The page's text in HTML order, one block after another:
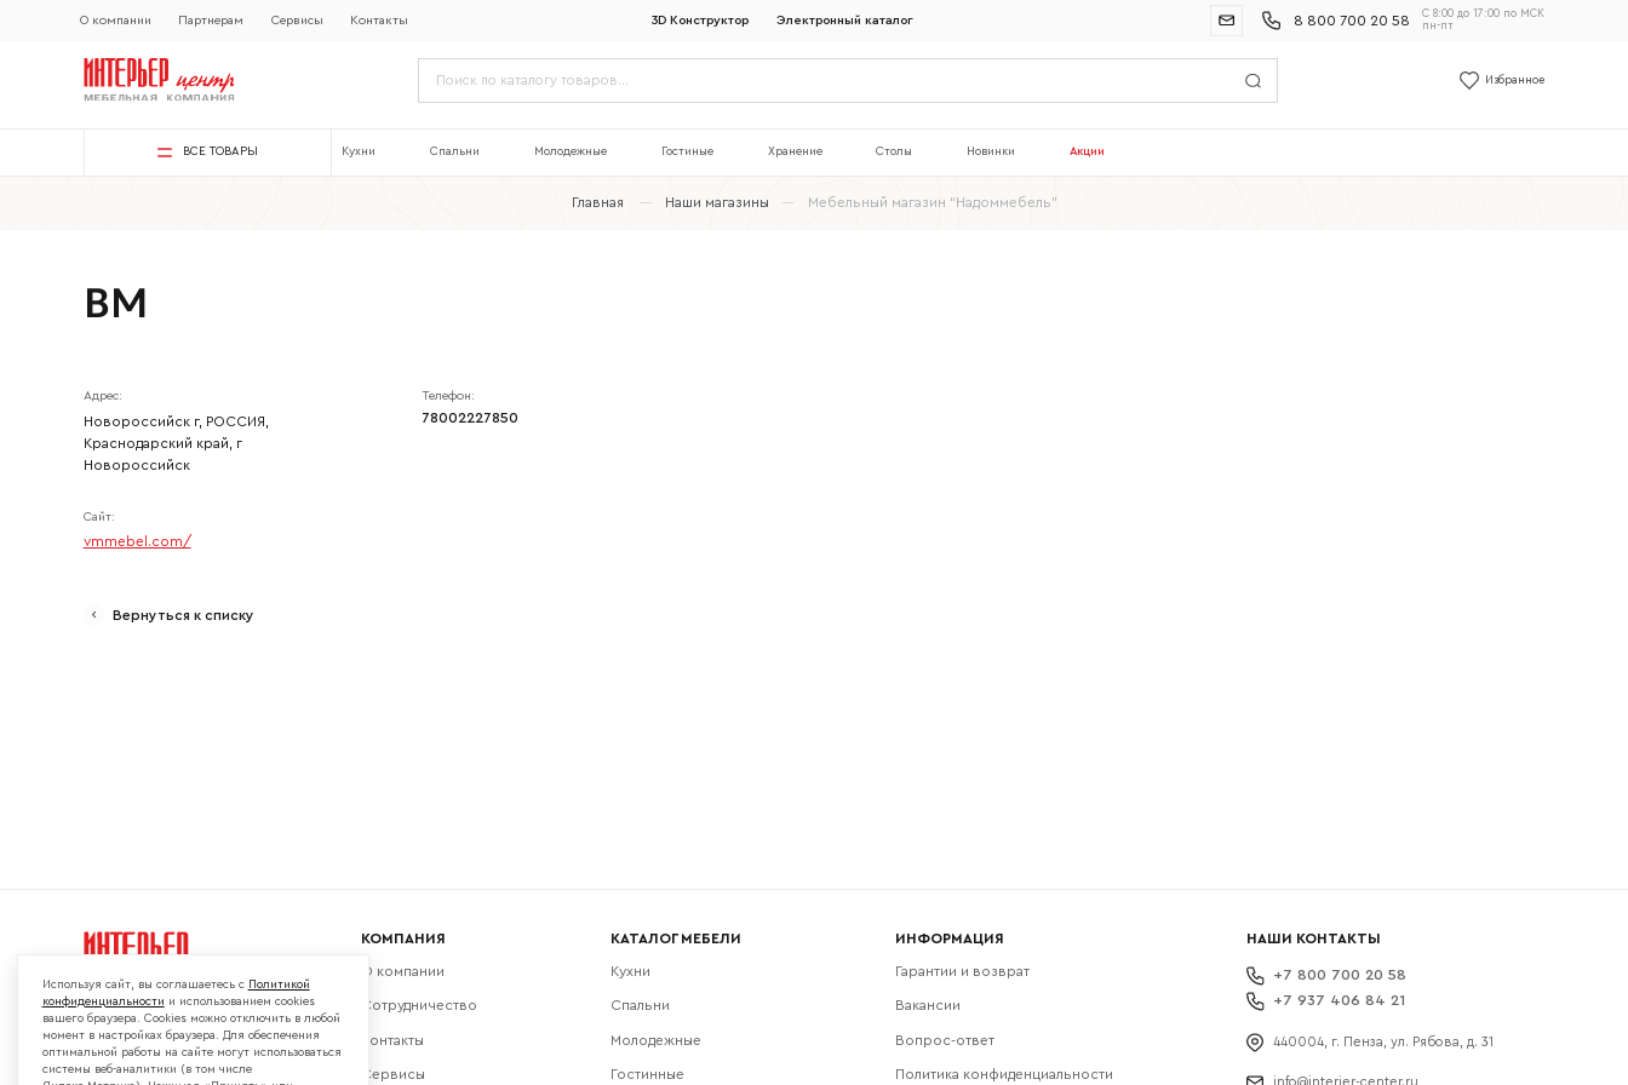
О компании Партнерам Сервисы Контакты 3D Конструктор Электронный каталог 8 800 700 20 58
С 8:00 до 17:00 по МСК
пн-пт
Избранное
ВСЕ ТОВАРЫ Кухни Спальни Молодежные Гостиные Хранение Столы Новинки Акции
Главная Наши магазины Мебельный магазин “Надоммебель”
ВМ
Адрес:
Новороссийск г, РОССИЯ,
Краснодарский край, г
Новороссийск
Телефон:
78002227850
Сайт:
vmmebel.com/
Вернуться к списку
Мы в социальных сетях:
КОМПАНИЯ
О компании
Сотрудничество
Контакты
Сервисы
КАТАЛОГ МЕБЕЛИ
Кухни
Спальни
Молодежные
Гостинные
ИНФОРМАЦИЯ
Гарантии и возврат
Вакансии
Вопрос-ответ
Политика конфиденциальности
НАШИ КОНТАКТЫ
+7 800 700 20 58
+7 937 406 84 21
440004, г. Пенза, ул. Рябова, д. 31
info@interier-center.ru
Используя сайт, вы соглашаетесь с Политикой
конфиденциальности и использованием cookies
вашего браузера. Cookies можно отключить в любой
момент в настройках браузера. Для обеспечения
оптимальной работы на сайте могут использоваться
системы веб-аналитики (в том числе